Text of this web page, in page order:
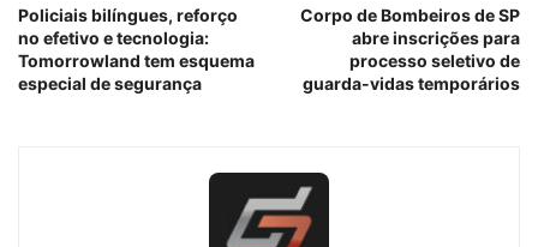
Policiais bilíngues, reforço
no efetivo e tecnologia:
Tomorrowland tem esquema
especial de segurança
Corpo de Bombeiros de SP
abre inscrições para
processo seletivo de
guarda-vidas temporários